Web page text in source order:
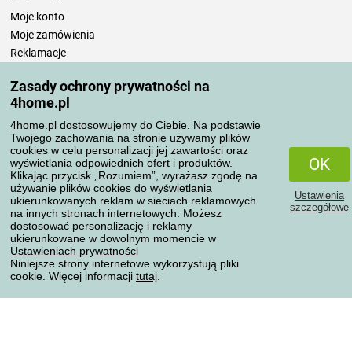
Zasady ochrony prywatności na
4home.pl
4home.pl dostosowujemy do Ciebie. Na podstawie
Twojego zachowania na stronie używamy plików
cookies w celu personalizacji jej zawartości oraz
wyświetlania odpowiednich ofert i produktów.
Klikając przycisk „Rozumiem”, wyrażasz zgodę na
używanie plików cookies do wyświetlania
ukierunkowanych reklam w sieciach reklamowych
na innych stronach internetowych. Możesz
dostosować personalizację i reklamy
ukierunkowane w dowolnym momencie w
Ustawieniach prywatności
Niniejsze strony internetowe wykorzystują pliki
cookie. Więcej informacji tutaj
OK
Ustawienia
szczegółowe
Moje konto
Moje zamówienia
Reklamacje
Zasady przetwarzania recenzji
Sposoby transportu
Metody płatności
Niezawodny sklep